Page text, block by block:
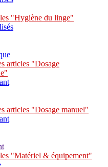
"Hygiène du linge"
articles "Dosage
articles "Dosage manuel"
"Matériel & équipement"